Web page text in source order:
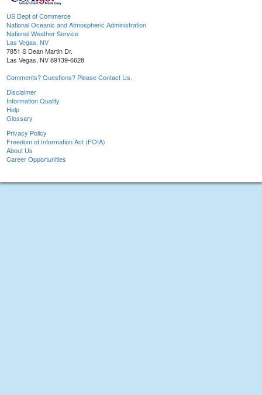
US Dept of Commerce
National Oceanic and Atmospheric Administration
National Weather Service
Las Vegas, NV
7851 S Dean Martin Dr.
Las Vegas, NV 89139-6628
Comments? Questions? Please Contact Us.
Disclaimer
Information Quality
Help
Glossary
Privacy Policy
Freedom of Information Act (FOIA)
About Us
Career Opportunities